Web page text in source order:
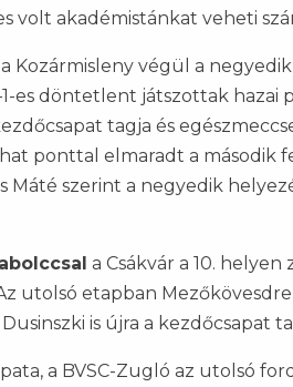
volt akadémistánkat veheti
a Kozármisleny végül a
es döntetlent játszottak hazai
tagja és
ponttal elmaradt a második
Máté szerint a negyedik
a Csákvár a 10.
utolsó etapban
is újra a kezdőcsapat
a BVSC-Zugló az utolsó